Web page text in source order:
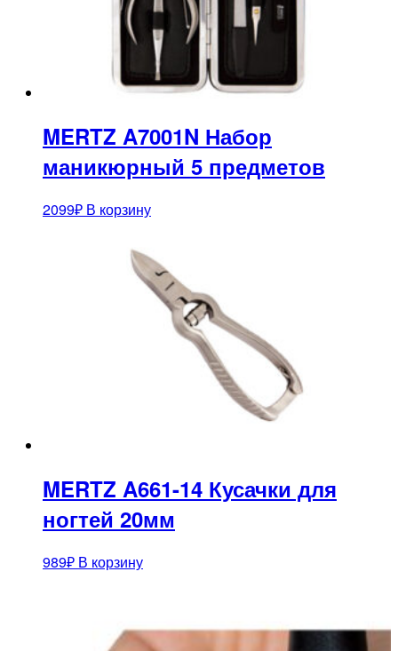
MERTZ A7001N Набор
маникюрный 5 предметов
2099₽ В корзину
MERTZ A661-14 Кусачки для
ногтей 20мм
989₽ В корзину